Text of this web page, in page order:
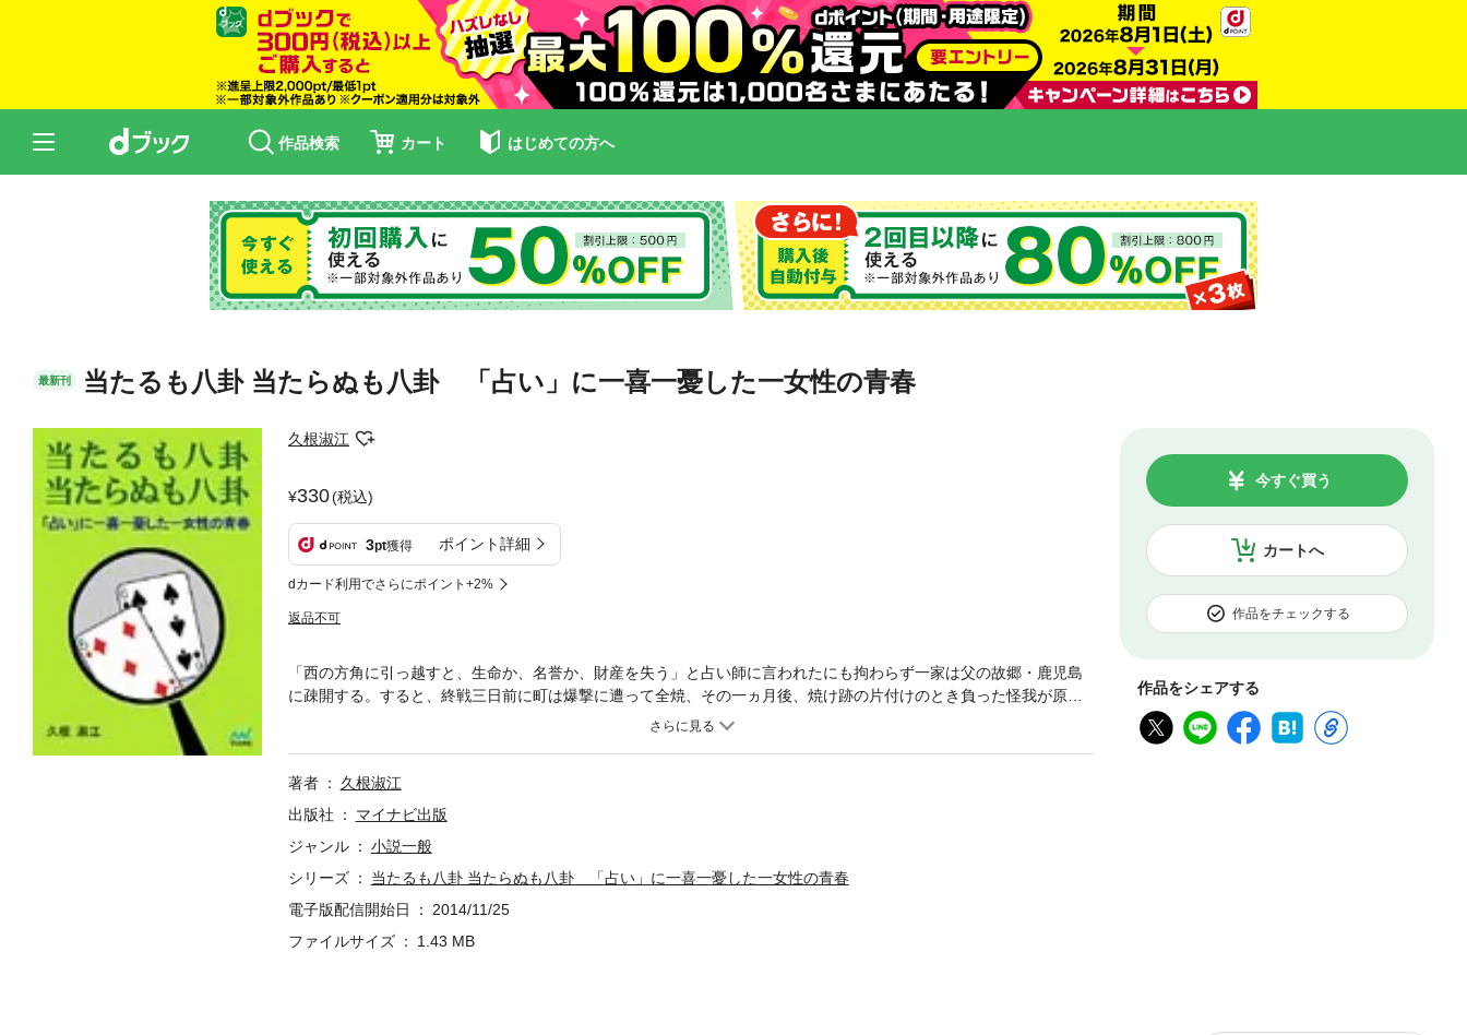
作品検索 カート はじめての方へ
最新刊 当たるも八卦 当たらぬも八卦 「占い」に一喜一憂した一女性の青春
久根淑江
330(税込)
3pt獲得 ポイント詳細
dカード利用でさらにポイント+2%
返品不可
カートへ
今すぐ買う
作品をチェックする
作品をシェアする
「西の方角に引っ越すと、生命か、名誉か、財産を失う」と占い師に言われたにも拘わらず一家は父の故郷・鹿児島
に疎開する。すると、終戦三日前に町は爆撃に遭って全焼、その一ヵ月後、焼け跡の片付けのとき負った怪我が原因
で父が急死、続けて翌年、東京に引揚げる日を数日後に控え今度は祖母も体調を壊し他界――。中学、高校生の頃、
不思議にも予言が的中、仕事が望む方向に進んだり、夢にまでみた外国人秘書への道が開けたり、かと思うと公私と
もに幸せをもたらせてくれる人物に出会ったりした……。戦後に青春を送った一女性の自伝的小説。■CONTENTS
たヨーロッパ旅行【一章】鹿児島へ疎開／(1) 枕崎台風と、父の死／(2) 屋根の上の初恋／(3) 祖母の骨壷を抱えて帰京
【二章】卒業、就職／(1) 一軒の家に四所帯が同居／(2) 戦後の筍生活／(3) 高校卒業、そして就職／(4) 夜間の英語学
校 ／(5) 郵便物の検閲――“秘密の翻訳工場”／(6) “秘密の翻訳工場”で働く学生たち【三章】「算盤占い」／(1) 秘
と／(5) ローマ行きの話が具体化／(6) K氏の計画が挫折／(7) “生涯秘書”の資格を習得【おわりに】「占い」その後
著者
久根淑江
出版社
マイナビ出版
ジャンル
小説一般
シリーズ
当たるも八卦 当たらぬも八卦 「占い」に一喜一憂した一女性の青春
電子版配信開始日
2014/11/25
ファイルサイズ
1.43 MB